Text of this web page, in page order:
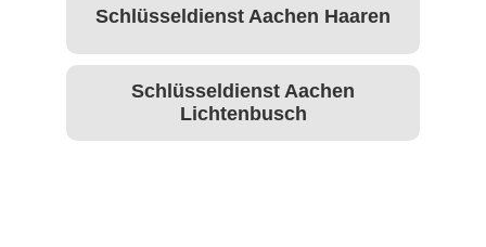
Schlüsseldienst Aachen Haaren
Schlüsseldienst Aachen
Lichtenbusch